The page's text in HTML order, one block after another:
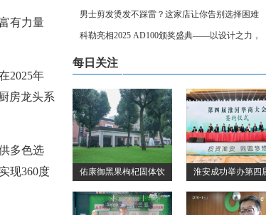
有力量
2025年
房龙头系
多色选
现360度
男士剪发烫发不踩雷？这家店让你告别选择困难
科勒亮相2025 AD100颁奖盛典——以设计之力，
每日关注
佑康御黑果枸杞固体饮 淮安成功举办第四